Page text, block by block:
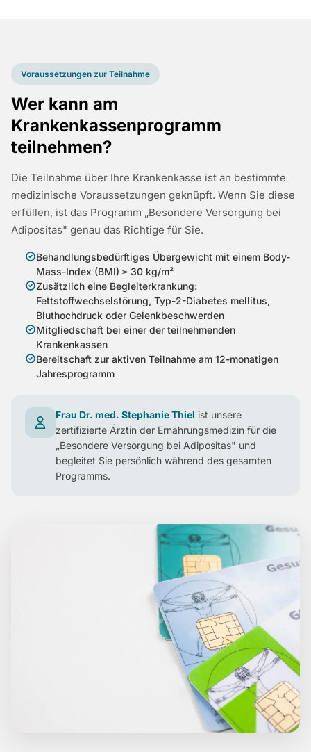
Voraussetzungen zur Teilnahme
Wer kann am
Krankenkassenprogramm
teilnehmen?
Die Teilnahme über Ihre Krankenkasse ist an bestimmte
medizinische Voraussetzungen geknüpft. Wenn Sie diese
erfüllen, ist das Programm „Besondere Versorgung bei
Adipositas" genau das Richtige für Sie.
Behandlungsbedürftiges Übergewicht mit einem Body-
Mass-Index (BMI) ≥ 30 kg/m²
Zusätzlich eine Begleiterkrankung:
Fettstoffwechselstörung, Typ-2-Diabetes mellitus,
Bluthochdruck oder Gelenkbeschwerden
Mitgliedschaft bei einer der teilnehmenden
Krankenkassen
Bereitschaft zur aktiven Teilnahme am 12-monatigen
Jahresprogramm
Frau Dr. med. Stephanie Thiel ist unsere
zertifizierte Ärztin der Ernährungsmedizin für die
„Besondere Versorgung bei Adipositas" und
begleitet Sie persönlich während des gesamten
Programms.